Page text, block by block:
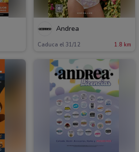
Andrea
Caduca el 31/12 1.8 km